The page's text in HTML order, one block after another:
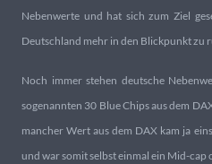
Nebenwerte und hat sich zum Ziel
Deutschland mehr in den Blickpunkt zu
Noch immer stehen deutsche
sogenannten 30 Blue Chips aus dem
mancher Wert aus dem DAX kam ja
und war somit selbst einmal ein Mid-cap